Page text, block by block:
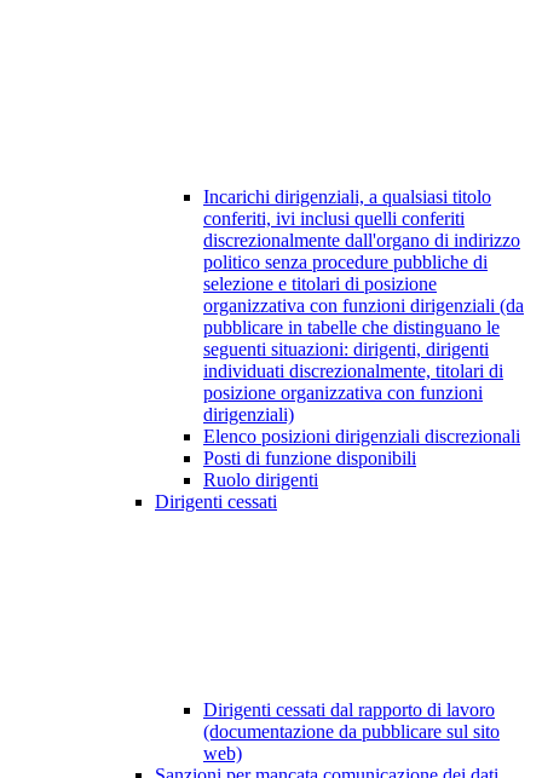
Incarichi dirigenziali, a qualsiasi titolo
conferiti, ivi inclusi quelli conferiti
discrezionalmente dall'organo di indirizzo
politico senza procedure pubbliche di
selezione e titolari di posizione
organizzativa con funzioni dirigenziali (da
pubblicare in tabelle che distinguano le
seguenti situazioni: dirigenti, dirigenti
individuati discrezionalmente, titolari di
posizione organizzativa con funzioni
dirigenziali)
Elenco posizioni dirigenziali discrezionali
Posti di funzione disponibili
Ruolo dirigenti
Dirigenti cessati
Dirigenti cessati dal rapporto di lavoro
(documentazione da pubblicare sul sito
web)